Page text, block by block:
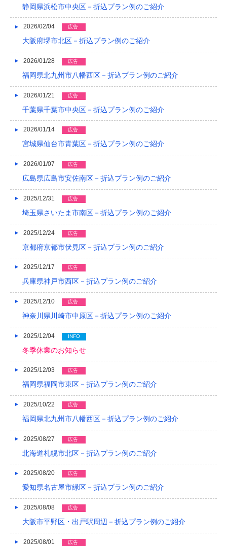
2021/04
2021/03
2020/04
2019/12
2019/09
2019/08
2019/07
2019/06
2019/03
2019/02
2019/01
2018/12
2018/11
2018/10
2018/08
2018/07
2018/05
2018/04
2018/03
2018/02
静岡県浜松市中央区－折込プラン例のご紹介
2026/02/04 広告
大阪府堺市北区－折込プラン例のご紹介
2026/01/28 広告
福岡県北九州市八幡西区－折込プラン例のご紹介
2026/01/21 広告
千葉県千葉市中央区－折込プラン例のご紹介
2026/01/14 広告
宮城県仙台市青葉区－折込プラン例のご紹介
2026/01/07 広告
広島県広島市安佐南区－折込プラン例のご紹介
2025/12/31 広告
埼玉県さいたま市南区－折込プラン例のご紹介
2025/12/24 広告
京都府京都市伏見区－折込プラン例のご紹介
2025/12/17 広告
兵庫県神戸市西区－折込プラン例のご紹介
2025/12/10 広告
神奈川県川崎市中原区－折込プラン例のご紹介
2025/12/04 INFO
冬季休業のお知らせ
2025/12/03 広告
福岡県福岡市東区－折込プラン例のご紹介
2025/10/22 広告
福岡県北九州市八幡西区－折込プラン例のご紹介
2025/08/27 広告
北海道札幌市北区－折込プラン例のご紹介
2025/08/20 広告
愛知県名古屋市緑区－折込プラン例のご紹介
2025/08/08 広告
大阪市平野区・出戸駅周辺－折込プラン例のご紹介
2025/08/01 広告